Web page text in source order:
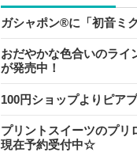
ガシャポン®に「初音ミ
おだやかな色合いのライ
が発売中！
100円ショップよりピア
プリントスイーツのプリ
現在予約受付中☆